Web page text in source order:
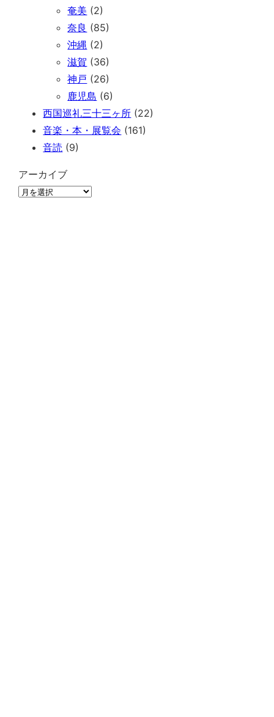
奄美 (2)
奈良 (85)
沖縄 (2)
滋賀 (36)
神戸 (26)
鹿児島 (6)
西国巡礼三十三ヶ所 (22)
音楽・本・展覧会 (161)
音読 (9)
アーカイブ